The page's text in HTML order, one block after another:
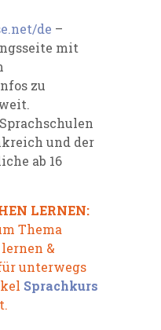
de –
mit
zu
und der
ab 16
LERNEN:
Thema
&
unterwegs
Sprachkurs